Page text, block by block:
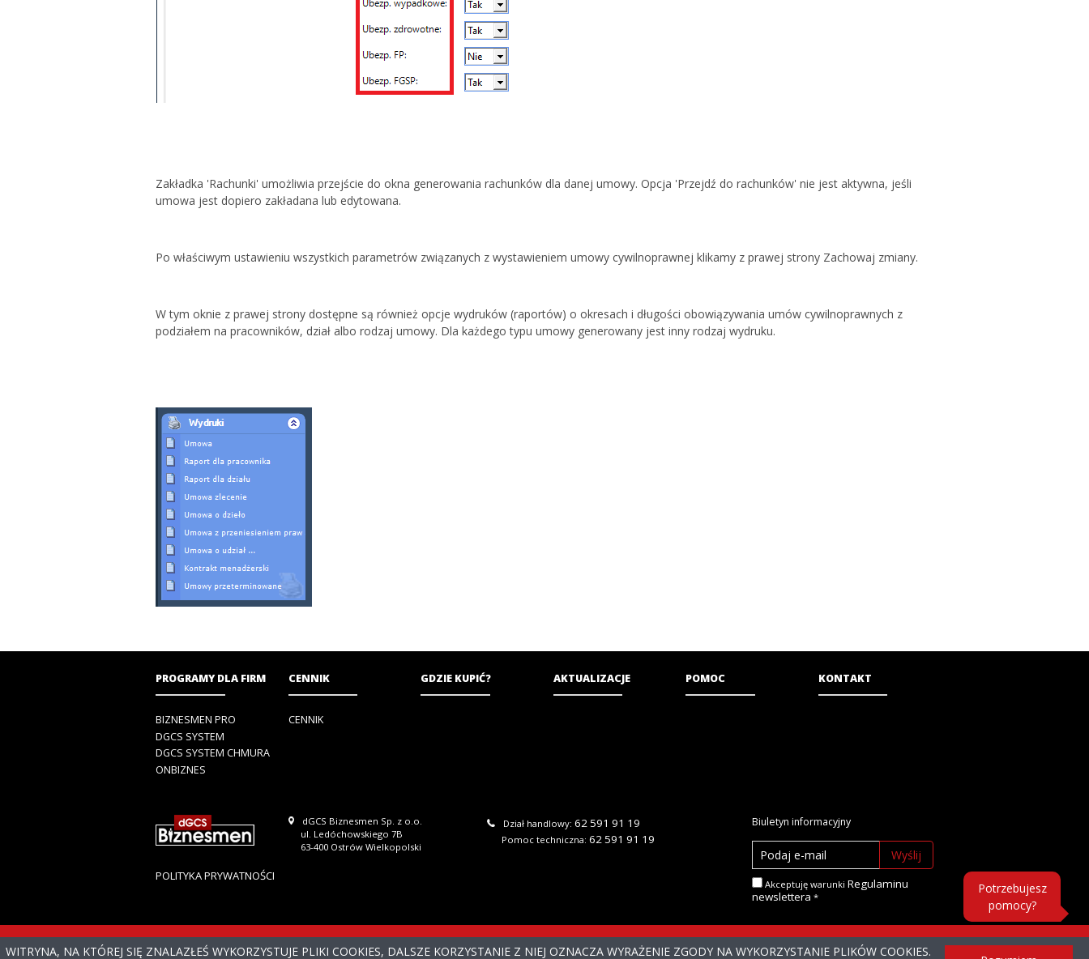
Potrzebujesz
pomocy?
Zakładka 'Rachunki' umożliwia przejście do okna generowania rachunków dla danej umowy. Opcja 'Przejdź do rachunków' nie jest aktywna, jeśli
umowa jest dopiero zakładana lub edytowana.
Po właściwym ustawieniu wszystkich parametrów związanych z wystawieniem umowy cywilnoprawnej klikamy z prawej strony Zachowaj zmiany.
W tym oknie z prawej strony dostępne są również opcje wydruków (raportów) o okresach i długości obowiązywania umów cywilnoprawnych z
podziałem na pracowników, dział albo rodzaj umowy. Dla każdego typu umowy generowany jest inny rodzaj wydruku.
PROGRAMY DLA FIRM
BIZNESMEN PRO
DGCS SYSTEM
DGCS SYSTEM CHMURA
ONBIZNES
CENNIK
CENNIK
GDZIE KUPIĆ? AKTUALIZACJE POMOC KONTAKT
POLITYKA PRYWATNOŚCI
dGCS Biznesmen Sp. z o.o.
ul. Ledóchowskiego 7B
63-400 Ostrów Wielkopolski
Dział handlowy: 62 591 91 19
Pomoc techniczna:62 591 91 19
Biuletyn informacyjny
Wyślij
Akceptuję warunki Regulaminu
newslettera
WITRYNA, NA KTÓREJ SIĘ ZNALAZŁEŚ WYKORZYSTUJE PLIKI COOKIES, DALSZE KORZYSTANIE Z NIEJ OZNACZA WYRAŻENIE ZGODY NA WYKORZYSTANIE PLIKÓW COOKIES.
© 2026 DGCS BIZNESMEN SP. Z O.O. WSZYSTKIE PRAWA ZASTRZEŻONE